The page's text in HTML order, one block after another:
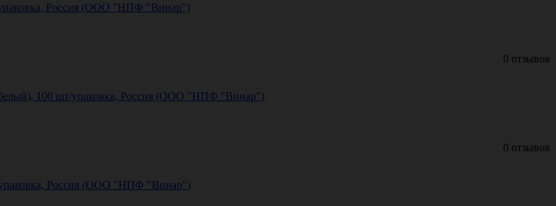
Россия (ООО "НПФ "Винар")
0 отзывов
100 шт/упаковка, Россия (ООО "НПФ "Винар")
0 отзывов
Россия (ООО "НПФ "Винар")